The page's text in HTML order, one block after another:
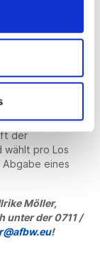
die die
den Ziff.
hinaus, sind zu
der
wählt pro Los
eines
Möller,
unter der 0711 /
!